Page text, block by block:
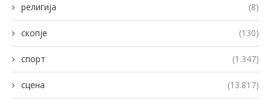
религија (8)
скопје (130)
спорт (1.347)
сцена (13.817)